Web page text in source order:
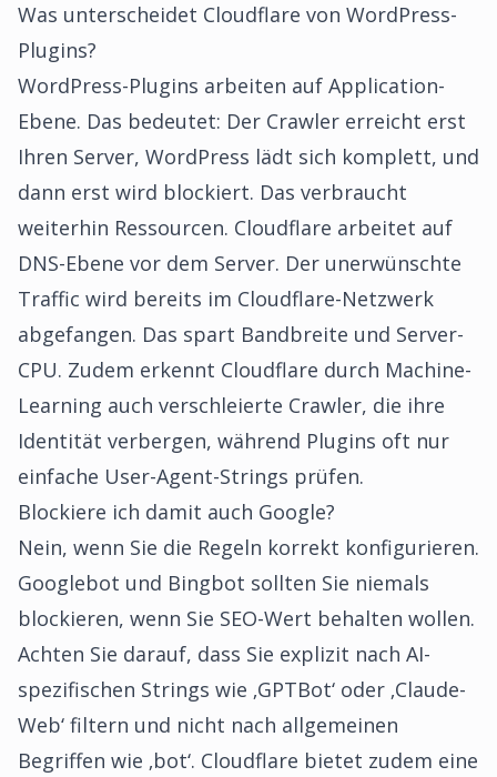
Was unterscheidet Cloudflare von WordPress-
Plugins?
WordPress-Plugins arbeiten auf Application-
Ebene. Das bedeutet: Der Crawler erreicht erst
Ihren Server, WordPress lädt sich komplett, und
dann erst wird blockiert. Das verbraucht
weiterhin Ressourcen. Cloudflare arbeitet auf
DNS-Ebene vor dem Server. Der unerwünschte
Traffic wird bereits im Cloudflare-Netzwerk
abgefangen. Das spart Bandbreite und Server-
CPU. Zudem erkennt Cloudflare durch Machine-
Learning auch verschleierte Crawler, die ihre
Identität verbergen, während Plugins oft nur
einfache User-Agent-Strings prüfen.
Blockiere ich damit auch Google?
Nein, wenn Sie die Regeln korrekt konfigurieren.
Googlebot und Bingbot sollten Sie niemals
blockieren, wenn Sie SEO-Wert behalten wollen.
Achten Sie darauf, dass Sie explizit nach AI-
spezifischen Strings wie ‚GPTBot‘ oder ‚Claude-
Web‘ filtern und nicht nach allgemeinen
Begriffen wie ‚bot‘. Cloudflare bietet zudem eine